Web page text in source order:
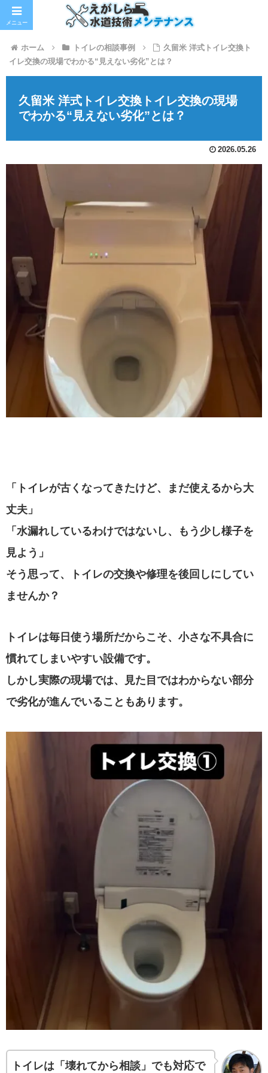
ホーム トイレの相談事例
久留米 洋式トイレ交換ト
イレ交換の現場でわかる“見えない劣化”とは？
久留米 洋式トイレ交換トイレ交換の現場
でわかる“見えない劣化”とは？
2026.05.26
「トイレが古くなってきたけど、まだ使えるから大
丈夫」
「水漏れしているわけではないし、もう少し様子を
見よう」
そう思って、トイレの交換や修理を後回しにしてい
ませんか？
トイレは毎日使う場所だからこそ、小さな不具合に
慣れてしまいやすい設備です。
しかし実際の現場では、見た目ではわからない部分
で劣化が進んでいることもあります。
トイレは「壊れてから相談」でも対応で
メニュー